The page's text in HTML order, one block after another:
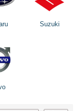
Suzuki